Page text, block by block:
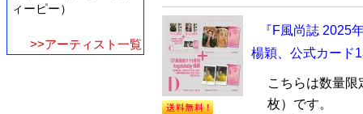
ィーピー）
>>アーティスト一覧
『F風尚誌 2025
楊穎、公式カード
こちらは数量
枚）です。